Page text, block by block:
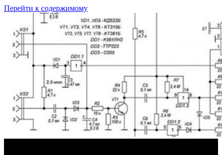
Перейти к содержимому